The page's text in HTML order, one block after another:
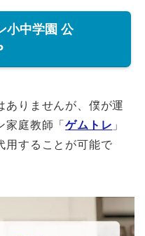
小中学園 公
ありませんが、僕が運
家庭教師「ゲムトレ 」
用することが可能で